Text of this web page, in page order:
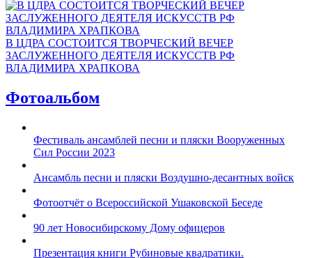
В ЦДРА СОСТОИТСЯ ТВОРЧЕСКИЙ ВЕЧЕР
ЗАСЛУЖЕННОГО ДЕЯТЕЛЯ ИСКУССТВ РФ
ВЛАДИМИРА ХРАПКОВА
Фотоальбом
Фестиваль ансамблей песни и пляски Вооруженных
Сил России 2023
Ансамбль песни и пляски Воздушно-десантных войск
Фотоотчёт о Всероссийской Ушаковской Беседе
90 лет Новосибирскому Дому офицеров
Презентация книги Рубиновые квадратики.